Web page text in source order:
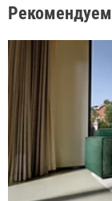
Рекомендуем